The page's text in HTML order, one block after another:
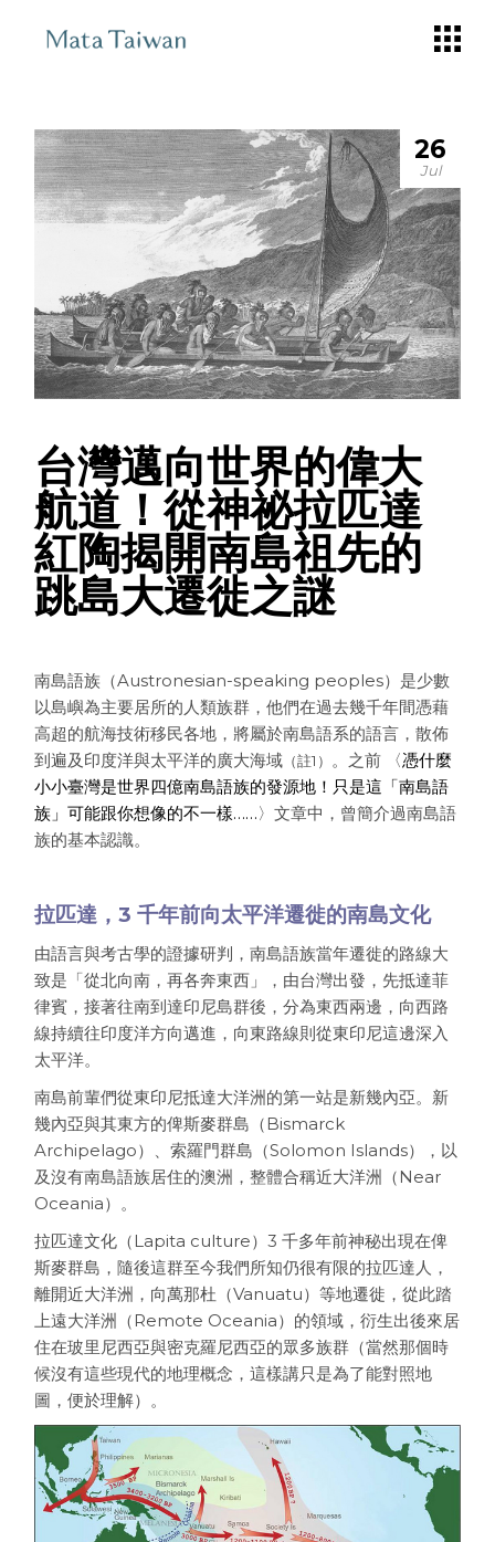
26
Jul
台灣邁向世界的偉大
航道！從神祕拉匹達
紅陶揭開南島祖先的
跳島大遷徙之謎
南島語族（Austronesian-speaking peoples）是少數
以島嶼為主要居所的人類族群，他們在過去幾千年間憑藉
高超的航海技術移民各地，將屬於南島語系的語言，散佈
到遍及印度洋與太平洋的廣大海域 （註1） 。之前 〈憑什麼
小小臺灣是世界四億南島語族的發源地！只是這「南島語
族」可能跟你想像的不一樣……〉文章中，曾簡介過南島語
族的基本認識。
拉匹達，3 千年前向太平洋遷徙的南島文化
由語言與考古學的證據研判，南島語族當年遷徙的路線大
致是「從北向南，再各奔東西」，由台灣出發，先抵達菲
律賓，接著往南到達印尼島群後，分為東西兩邊，向西路
線持續往印度洋方向邁進，向東路線則從東印尼這邊深入
太平洋。
南島前輩們從東印尼抵達大洋洲的第一站是新幾內亞。新
幾內亞與其東方的俾斯麥群島（Bismarck
Archipelago）、索羅門群島（Solomon Islands），以
及沒有南島語族居住的澳洲，整體合稱近大洋洲（Near
Oceania）。
拉匹達文化（Lapita culture）3 千多年前神秘出現在俾
斯麥群島，隨後這群至今我們所知仍很有限的拉匹達人，
離開近大洋洲，向萬那杜（Vanuatu）等地遷徙，從此踏
上遠大洋洲（Remote Oceania）的領域，衍生出後來居
住在玻里尼西亞與密克羅尼西亞的眾多族群（當然那個時
候沒有這些現代的地理概念，這樣講只是為了能對照地
圖，便於理解）。